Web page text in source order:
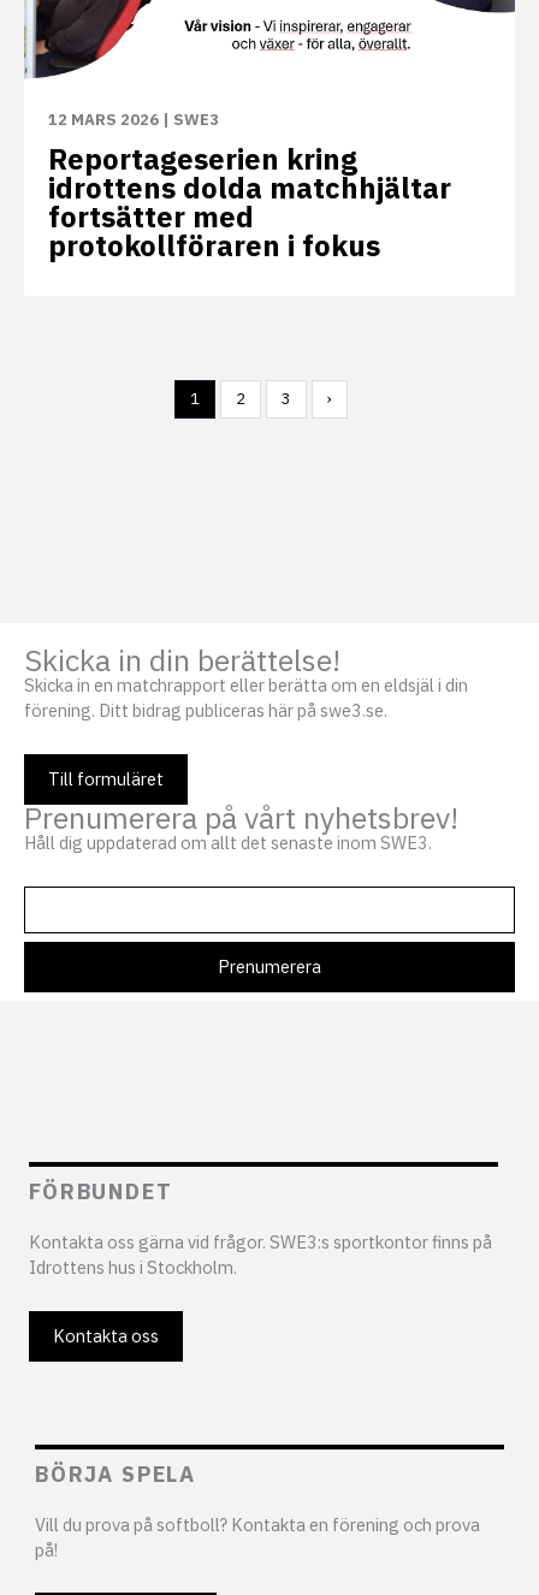
12 MARS 2026 | SWE3
Reportageserien kring
idrottens dolda matchhjältar
fortsätter med
protokollföraren i fokus
1 2 3 ›
Skicka in din berättelse!
Skicka in en matchrapport eller berätta om en eldsjäl i din
förening. Ditt bidrag publiceras här på swe3.se.
Till formuläret
Prenumerera på vårt nyhetsbrev!
Håll dig uppdaterad om allt det senaste inom SWE3.
FÖRBUNDET
Kontakta oss gärna vid frågor. SWE3:s sportkontor finns på
Idrottens hus i Stockholm.
Kontakta oss
BÖRJA SPELA
Vill du prova på softboll? Kontakta en förening och prova
på!